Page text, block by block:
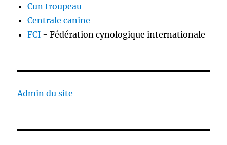
Cun troupeau
Centrale canine
FCI - Fédération cynologique internationale
Admin du site